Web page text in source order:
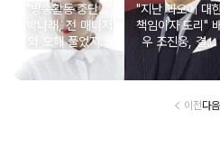
"방송활동 중단…"
박나래, 전 매니저
와 오해 풀었지만
불찰 반성
"지난 과오에 대
책임이자 도리"
우 조진웅, 결국
은퇴 선언
이전다음